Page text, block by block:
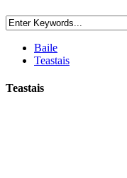
Baile
Teastais
Teastais